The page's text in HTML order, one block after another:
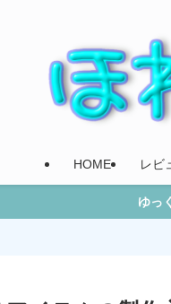
HOME レビ
ゆっ